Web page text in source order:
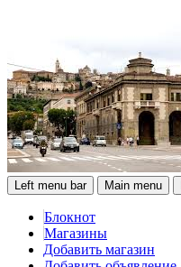
Left menu bar Main menu
Блокнот
Магазины
Добавить магазин